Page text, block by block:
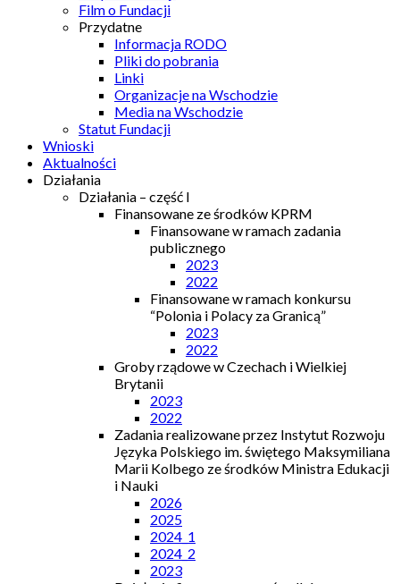
Film o Fundacji
Przydatne
Informacja RODO
Pliki do pobrania
Linki
Organizacje na Wschodzie
Media na Wschodzie
Statut Fundacji
Wnioski
Aktualności
Działania
Działania – część I
Finansowane ze środków KPRM
Finansowane w ramach zadania
publicznego
2023
2022
Finansowane w ramach konkursu
“Polonia i Polacy za Granicą”
2023
2022
Groby rządowe w Czechach i Wielkiej
Brytanii
2023
2022
Zadania realizowane przez Instytut Rozwoju
Języka Polskiego im. świętego Maksymiliana
Marii Kolbego ze środków Ministra Edukacji
i Nauki
2026
2025
2024_1
2024_2
2023